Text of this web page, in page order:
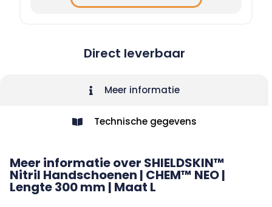
Direct leverbaar
Meer informatie
Technische gegevens
Meer informatie over SHIELDSKIN™
Nitril Handschoenen | CHEM™ NEO |
Lengte 300 mm | Maat L